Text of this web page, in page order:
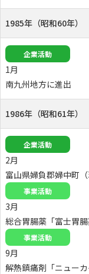
1985年（昭和60年）
企業活動
1月
南九州地方に進出
1986年（昭和61年）
企業活動
2月
富山県婦負郡婦中町
事業活動
3月
総合胃腸薬「富士胃
事業活動
9月
解熱鎮痛剤「ニュー